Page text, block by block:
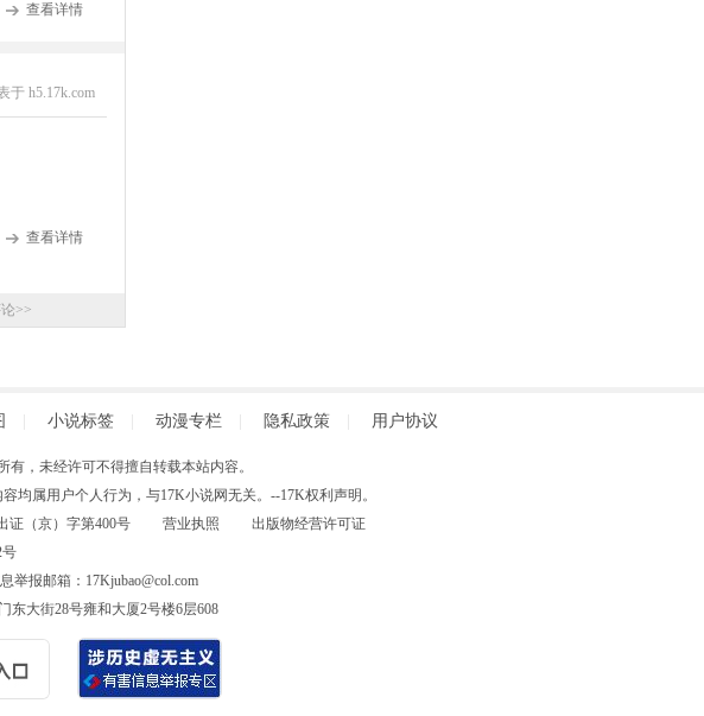
查看详情
于 h5.17k.com
查看详情
>>
小说标签 动漫专栏 隐私政策 用户协议
有，未经许可不得擅自转载本站内容。
均属用户个人行为，与17K小说网无关。--17K权利声明。
（京）字第400号 营业执照
出版物经营许可证
号
举报邮箱：17Kjubao@col.com
东大街28号雍和大厦2号楼6层608